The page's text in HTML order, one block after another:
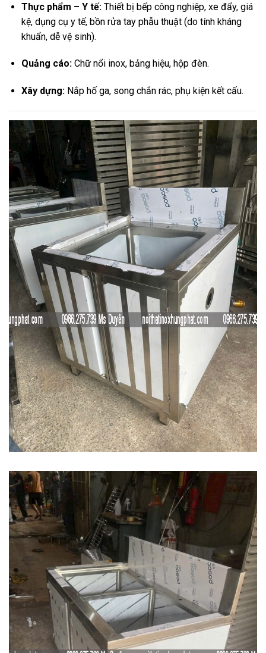
Thực phẩm – Y tế:Thiết bị bếp công nghiệp, xe đẩy, giá
kệ, dụng cụ y tế, bồn rửa tay phẫu thuật (do tính kháng
khuẩn, dễ vệ sinh).
Quảng cáo:Chữ nổi inox, bảng hiệu, hộp đèn.
Xây dựng:Nắp hố ga, song chắn rác, phụ kiện kết cấu.